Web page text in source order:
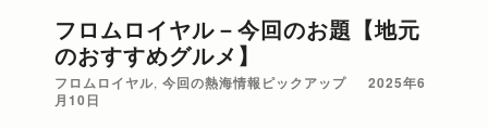
フロムロイヤル－今回のお題【地元
のおすすめグルメ】
フロムロイヤル, 今回の熱海情報ピックアップ
2025年6
月10日